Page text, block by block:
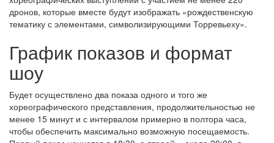
дронов, которые вместе будут изображать «рождественскую
тематику с элементами, символизирующими Торревьеху».
График показов и формат
шоу
Будет осуществлено два показа одного и того же
хореографического представления, продолжительностью не
менее 15 минут и с интервалом примерно в полтора часа,
чтобы обеспечить максимально возможную посещаемость.